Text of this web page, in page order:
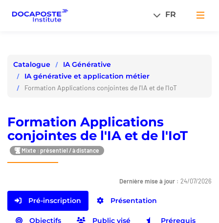
FR
Catalogue
IA Générative
IA générative et application métier
Formation Applications conjointes de l'IA et de l'IoT
Formation Applications
conjointes de l'IA et de l'IoT
Mixte : présentiel / à distance
Dernière mise à jour : 24/07/2026
Pré-inscription Présentation
Objectifs Public visé Prérequis